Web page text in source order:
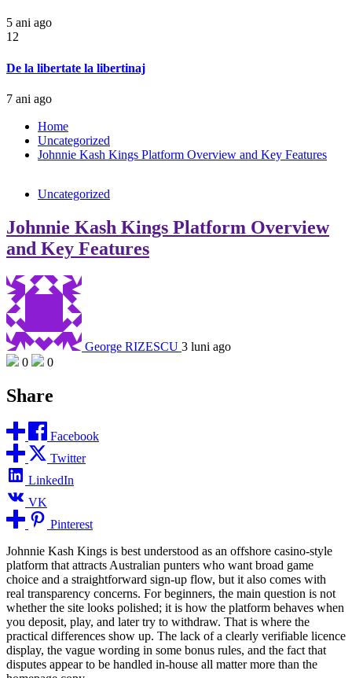
5 ani ago
12
De la libertate la libertinaj
7 ani ago
Home
Uncategorized
Johnnie Kash Kings Platform Overview and Key Features
Uncategorized
Johnnie Kash Kings Platform Overview
and Key Features
George RIZESCU 3 luni ago
0
0
Share
Facebook
Twitter
LinkedIn
VK
Pinterest
Johnnie Kash Kings is best understood as an offshore casino-style
platform that attracts Australian punters who want broad game
choice and a straightforward sign-up flow, but it also comes with
real transparency concerns. For beginners, the main question is not
whether the site looks polished; it is how the platform behaves when
you deposit, play, and later try to withdraw. That is where the
practical differences show up. The lack of a clearly verifiable licence
display, the vague wording in some bonus rules, and the fact that
disputes appear to be handled in-house all matter more than the